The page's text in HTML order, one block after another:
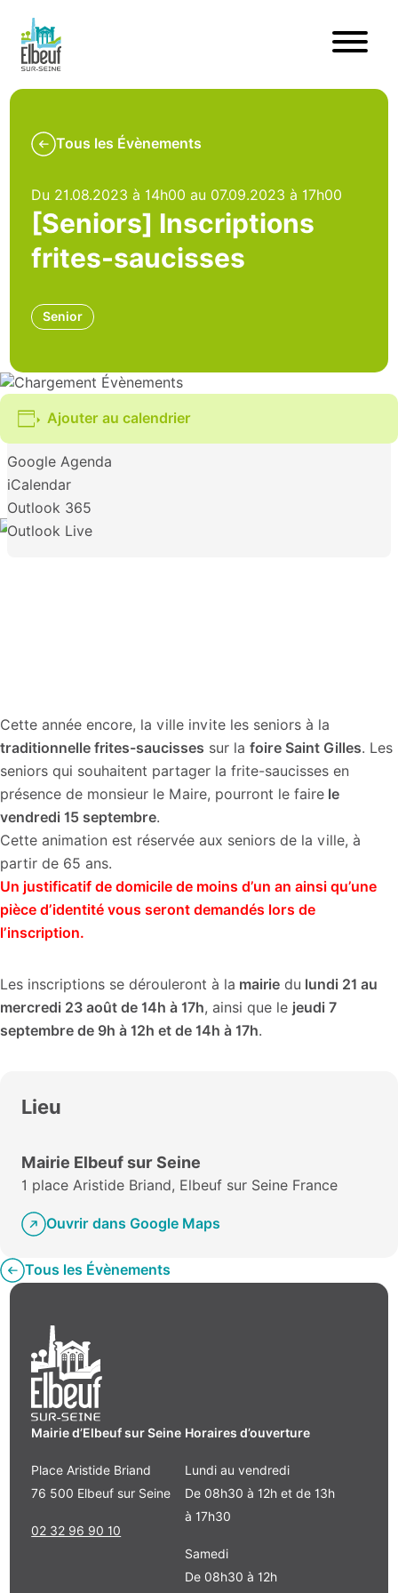
Tous les Évènements
Du 21.08.2023 à 14h00 au 07.09.2023 à 17h00
[Seniors] Inscriptions
frites-saucisses
Senior
Ajouter au calendrier
Google Agenda
iCalendar
Outlook 365
Outlook Live
Cette année encore, la ville invite les seniors à la
traditionnelle frites-saucisses sur la foire Saint Gilles. Les
seniors qui souhaitent partager la frite-saucisses en
présence de monsieur le Maire, pourront le faire le
vendredi 15 septembre.
Cette animation est réservée aux seniors de la ville, à
partir de 65 ans.
Un justificatif de domicile de moins d’un an ainsi qu’une
pièce d’identité vous seront demandés lors de
l’inscription.
Les inscriptions se dérouleront à la mairie du lundi 21 au
mercredi 23 août de 14h à 17h, ainsi que le jeudi 7
septembre de 9h à 12h et de 14h à 17h.
Lieu
Mairie Elbeuf sur Seine
1 place Aristide Briand, Elbeuf sur Seine France
Ouvrir dans Google Maps
Tous les Évènements
Mairie d’Elbeuf sur Seine
Place Aristide Briand
76 500 Elbeuf sur Seine
02 32 96 90 10
Horaires d’ouverture
Lundi au vendredi
De 08h30 à 12h et de 13h
à 17h30
Samedi
De 08h30 à 12h